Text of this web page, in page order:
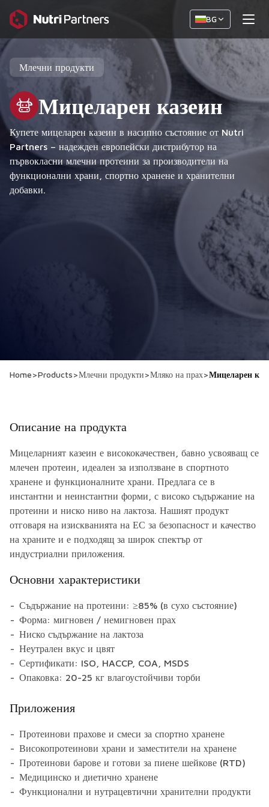
BG
Млечни продукти
Мицеларен казеин
Купете мицеларен казеин в насипно състояние от Nutri
Partners – надежден европейски дистрибутор на
първокласни млечни протеини за производители на
функционални храни, спортно хранене и хранителни
добавки.
Home>Products>Млечни продукти>Мляко на прах>Мицеларен
Описание на продукта
Мицеларният казеин е висококачествен, бавно усвояващ се
млечен протеин, идеален за използване в спортното
хранене и функционалните храни. Предлага се в
инстантни и неинстантни форми, с високо съдържание на
протеини и ниско ниво на лактоза. Нашият продукт
отговаря на изискванията на ЕС за безопасност и качество
на храните и е подходящ за широк спектър от
индустриални приложения.
Основни характеристики
Съдържание на протеини: ≥85% (в сухо състояние)
Форма: мигновен / немигновен прах
Ниско съдържание на лактоза
Неутрален вкус и цвят
Сертификати: ISO, HACCP, COA, MSDS
Опаковка: 20-25 кг влагоустойчиви торби
Приложения
Протеинови прахове и смеси за спортно хранене
Високопротеинови храни и заместители на хранене
Протеинови барове и готови за пиене шейкове (RTD)
Медицинско и диетично хранене
Функционални и нутрацевтични хранителни продукти